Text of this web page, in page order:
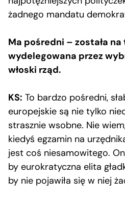
żadnego mandatu
Ma pośredni – została
wydelegowana przez
włoski rząd.
KS: To bardzo pośredni,
europejskie są nie tylko
strasznie wsobne. Nie
kiedyś egzamin na
jest coś niesamowitego.
by eurokratyczna elita
by nie pojawiła się w niej